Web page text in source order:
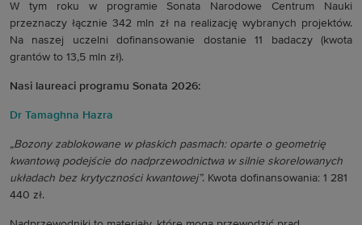
W tym roku w programie Sonata Narodowe Centrum Nauki
przeznaczy łącznie 342 mln zł na realizację wybranych projektów.
Na naszej uczelni dofinansowanie dostanie 11 badaczy (kwota
grantów to 13,5 mln zł).
Nasi laureaci programu Sonata 2026:
Dr Tamaghna Hazra
„Bozony zablokowane w płaskich pasmach: oparte o geometrię
kwantową podejście do nadprzewodnictwa w silnie skorelowanych
układach bez krytyczności kwantowej”. Kwota dofinansowania: 1 281
440 zł.